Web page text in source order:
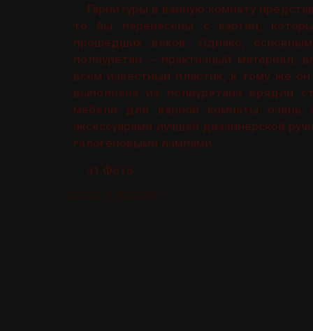
Гарнитуры в ванную комнату
то бы перенесены с картин,
прошедших веков. Однако,
полиуретан – практичный материал,
всем известный пластик, к тому же
выполнена из полиуретана врядли
мебели для ванной комнаты очень
аксессуарами лучшей дизайнерской
галогеновыми лампами.
41 Фото